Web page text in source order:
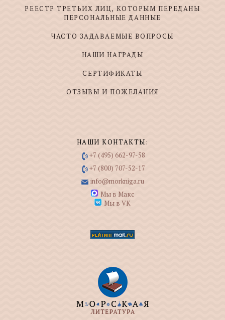
РЕЕСТР ТРЕТЬИХ ЛИЦ, КОТОРЫМ ПЕРЕДАНЫ
ПЕРСОНАЛЬНЫЕ ДАННЫЕ
ЧАСТО ЗАДАВАЕМЫЕ ВОПРОСЫ
НАШИ НАГРАДЫ
СЕРТИФИКАТЫ
ОТЗЫВЫ И ПОЖЕЛАНИЯ
НАШИ КОНТАКТЫ:
+7 (495) 662-97-58
+7 (800) 707-52-17
info@morkniga.ru
Мы в Макс
Мы в VK